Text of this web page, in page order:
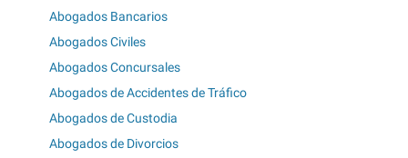
Abogados Bancarios
Abogados Civiles
Abogados Concursales
Abogados de Accidentes de Tráfico
Abogados de Custodia
Abogados de Divorcios